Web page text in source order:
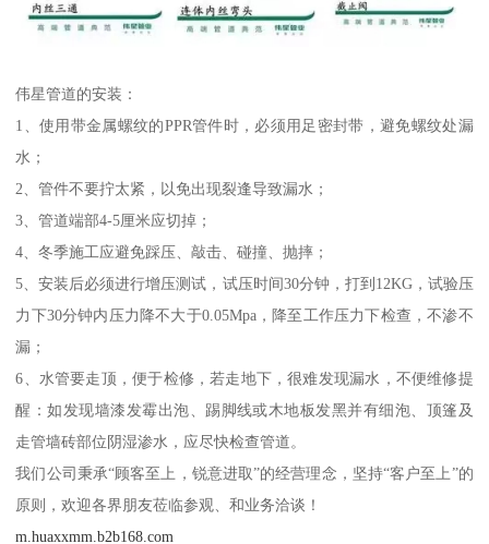
伟星管道的安装：
1、使用带金属螺纹的PPR管件时，必须用足密封带，避免螺纹处漏
水；
2、管件不要拧太紧，以免出现裂逢导致漏水；
3、管道端部4-5厘米应切掉；
4、冬季施工应避免踩压、敲击、碰撞、抛摔；
5、安装后必须进行增压测试，试压时间30分钟，打到12KG，试验压
力下30分钟内压力降不大于0.05Mpa，降至工作压力下检查，不渗不
漏；
6、水管要走顶，便于检修，若走地下，很难发现漏水，不便维修提
醒：如发现墙漆发霉出泡、踢脚线或木地板发黑并有细泡、顶篷及
走管墙砖部位阴湿渗水，应尽快检查管道。
我们公司秉承“顾客至上，锐意进取”的经营理念，坚持“客户至上”的
原则，欢迎各界朋友莅临参观、和业务洽谈！
m.huaxxmm.b2b168.com